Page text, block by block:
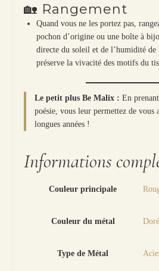
🏡 Rangement
Quand vous ne les portez pas,
pochon d’origine ou une boîte à
directe du soleil et de l’humidité de
préserve la vivacité des motifs du
Le petit plus Be Malix : En
poésie, vous leur permettez de vous
longues années !
Informations
Couleur principale
Couleur du métal Doré
Type de Métal